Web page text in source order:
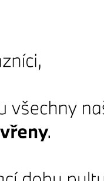
Služby pro vaše značky